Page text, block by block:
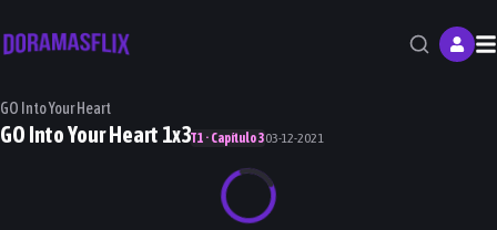
GO Into Your Heart
GO Into Your Heart 1x3T1 · Capítulo 303-12-2021